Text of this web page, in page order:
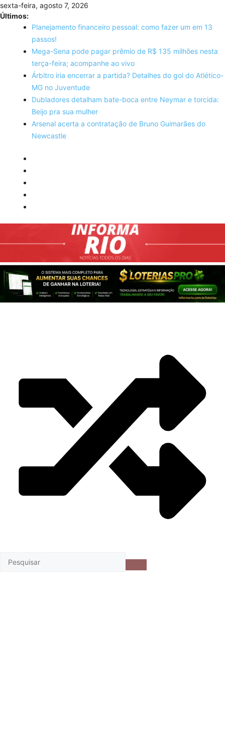
Skip
to
content
sexta-feira, agosto 7, 2026
Últimos:
Planejamento financeiro pessoal: como fazer um em 13
passos!
Mega-Sena pode pagar prêmio de R$ 135 milhões nesta
terça-feira; acompanhe ao vivo
Árbitro iria encerrar a partida? Detalhes do gol do Atlético-
MG no Juventude
Dubladores detalham bate-boca entre Neymar e torcida:
Beijo pra sua mulher
Arsenal acerta a contratação de Bruno Guimarães do
Newcastle